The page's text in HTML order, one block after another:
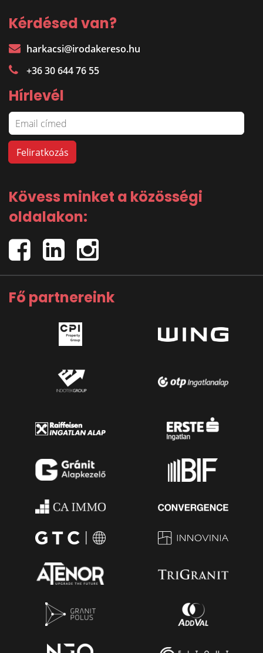
Kérdésed van?
harkacsi@irodakereso.hu
+36 30 644 76 55
Hírlevél
Kövess minket a közösségi
oldalakon:
Fő partnereink